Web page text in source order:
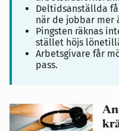
Deltidsanställda
när de jobbar mer
Pingsten räknas
stället höjs
Arbetsgivare får
pass.